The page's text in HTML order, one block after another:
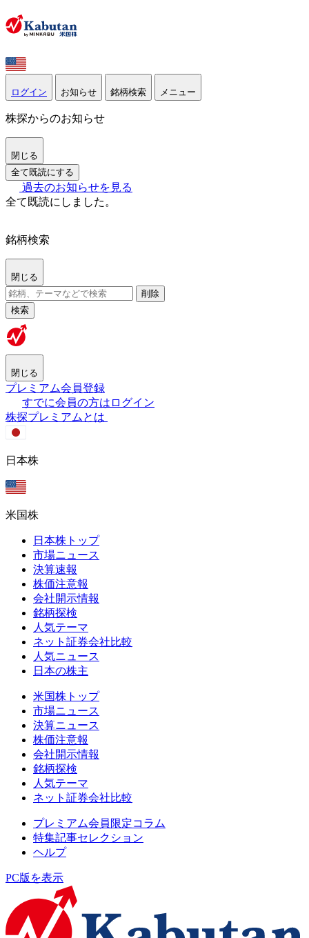
ログイン お知らせ 銘柄検索 メニュー
株探からのお知らせ
閉じる
全て既読にする
過去のお知らせを見る
全て既読にしました。
銘柄検索
閉じる
削除
検索
閉じる
プレミアム会員登録
すでに会員の方はログイン
株探プレミアムとは
日本株
米国株
日本株トップ
市場ニュース
決算速報
株価注意報
会社開示情報
銘柄探検
人気テーマ
ネット証券会社比較
人気ニュース
日本の株主
米国株トップ
市場ニュース
決算ニュース
株価注意報
会社開示情報
銘柄探検
人気テーマ
ネット証券会社比較
プレミアム会員限定コラム
特集記事セレクション
ヘルプ
PC版を表示